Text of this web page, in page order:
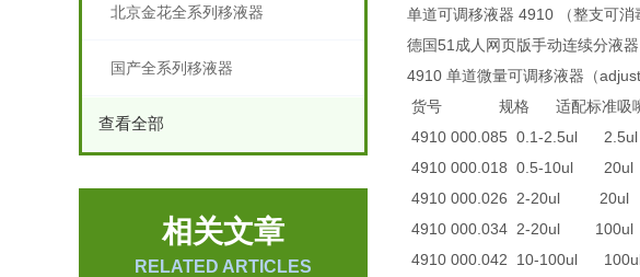
北京金花全系列移液器
国产全系列移液器
查看全部
相关文章
RELATED ARTICLES
单道可调移液器 4910 （整支可消
德国51成人网页版手动连续分液器
4910 单道微量可调移液器（
货号 规格 适配标准吸
4910 000.085 0.1-2.5ul 2.5ul
4910 000.018 0.5-10ul 20ul
4910 000.026 2-20ul 20ul
4910 000.034 2-20ul 100ul
4910 000.042 10-100ul